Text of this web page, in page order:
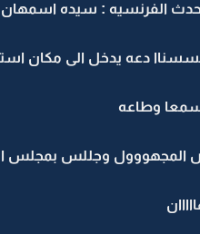
دعه يدخل الى مكان
وجللس بمجلس